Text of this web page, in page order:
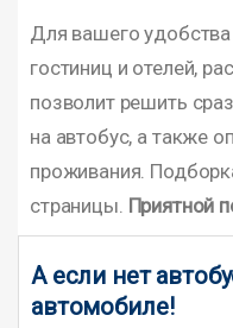
Для вашего
гостиниц и отелей,
позволит решить
на автобус, а также
проживания.
страницы. Приятной
А если нет
автомобиле!